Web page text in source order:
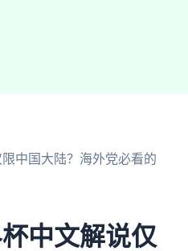
中国大陆？海外党必看的
中文解说仅